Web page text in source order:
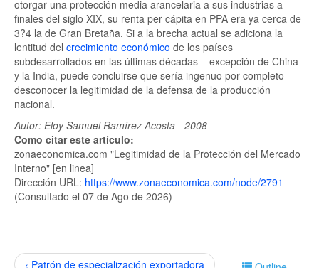
otorgar una protección media arancelaria a sus industrias a
finales del siglo XIX, su renta per cápita en PPA era ya cerca de
3?4 la de Gran Bretaña. Si a la brecha actual se adiciona la
lentitud del crecimiento económico de los países
subdesarrollados en las últimas décadas – excepción de China
y la India, puede concluirse que sería ingenuo por completo
desconocer la legitimidad de la defensa de la producción
nacional.
Autor: Eloy Samuel Ramírez Acosta - 2008
Como citar este artículo:
zonaeconomica.com "Legitimidad de la Protección del Mercado
Interno" [en linea]
Dirección URL: https://www.zonaeconomica.com/node/2791
(Consultado el 07 de Ago de 2026)
‹ Patrón de especialización exportadora